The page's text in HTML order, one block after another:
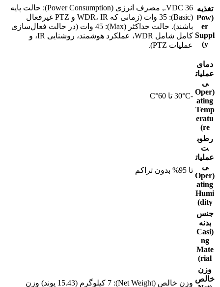
تغذیه
(Pow
er
Suppl
y)
36 VDC., مصرف انرژی (Power Consumption): حالت پایه
(Basic): 35 وات (زمانی که WDR، IR و PTZ غیرفعال
باشند). حالت حداکثر (Max): 45 وات (در حالت فعال‌سازی
کامل شامل WDR، عملکرد هوشمند، روشنایی IR، و
عملیات PTZ).
دمای
عملیات
ی
(Oper
ating
Temp
eratu
re)
-30°C تا 60°C
رطوب
ت
عملیات
ی
(Oper
ating
Humi
dity)
تا 95% بدون تراکم
جنس
بدنه
(Casi
ng
Mate
rial)
وزن
خالص
وزن خالص (Net Weight): 7 کیلوگرم (15.43 پوند) وزن